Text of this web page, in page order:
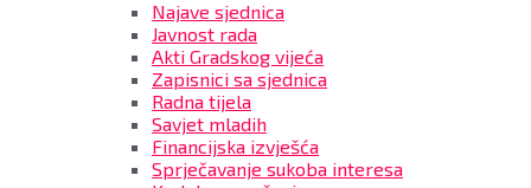
Najave sjednica
Javnost rada
Akti Gradskog vijeća
Zapisnici sa sjednica
Radna tijela
Savjet mladih
Financijska izvješća
Sprječavanje sukoba interesa